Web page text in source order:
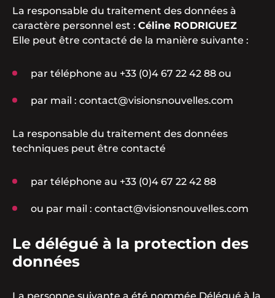
La responsable du traitement des données à
caractère personnel est : Céline RODRIGUEZ
Elle peut être contacté de la manière suivante :
par téléphone au +33 (0)4 67 22 42 88 ou
par mail : contact@visionsnouvelles.com
La responsable du traitement des données
techniques peut être contacté
par téléphone au +33 (0)4 67 22 42 88
ou par mail : contact@visionsnouvelles.com
Le délégué à la protection des
données